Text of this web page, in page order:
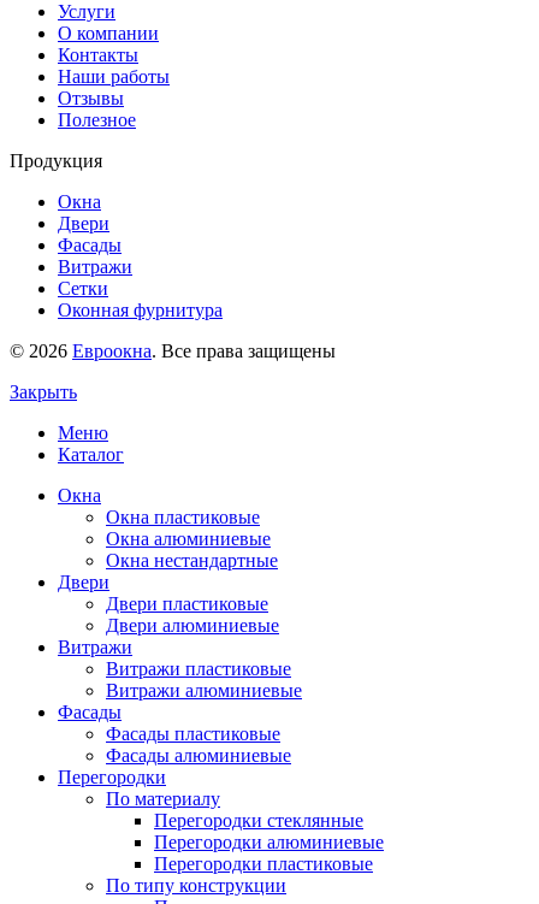
Услуги
О компании
Контакты
Наши работы
Отзывы
Полезное
Продукция
Окна
Двери
Фасады
Витражи
Сетки
Оконная фурнитура
© 2026 Евроокна. Все права защищены
Закрыть
Меню
Каталог
Окна
Окна пластиковые
Окна алюминиевые
Окна нестандартные
Двери
Двери пластиковые
Двери алюминиевые
Витражи
Витражи пластиковые
Витражи алюминиевые
Фасады
Фасады пластиковые
Фасады алюминиевые
Перегородки
По материалу
Перегородки стеклянные
Перегородки алюминиевые
Перегородки пластиковые
По типу конструкции